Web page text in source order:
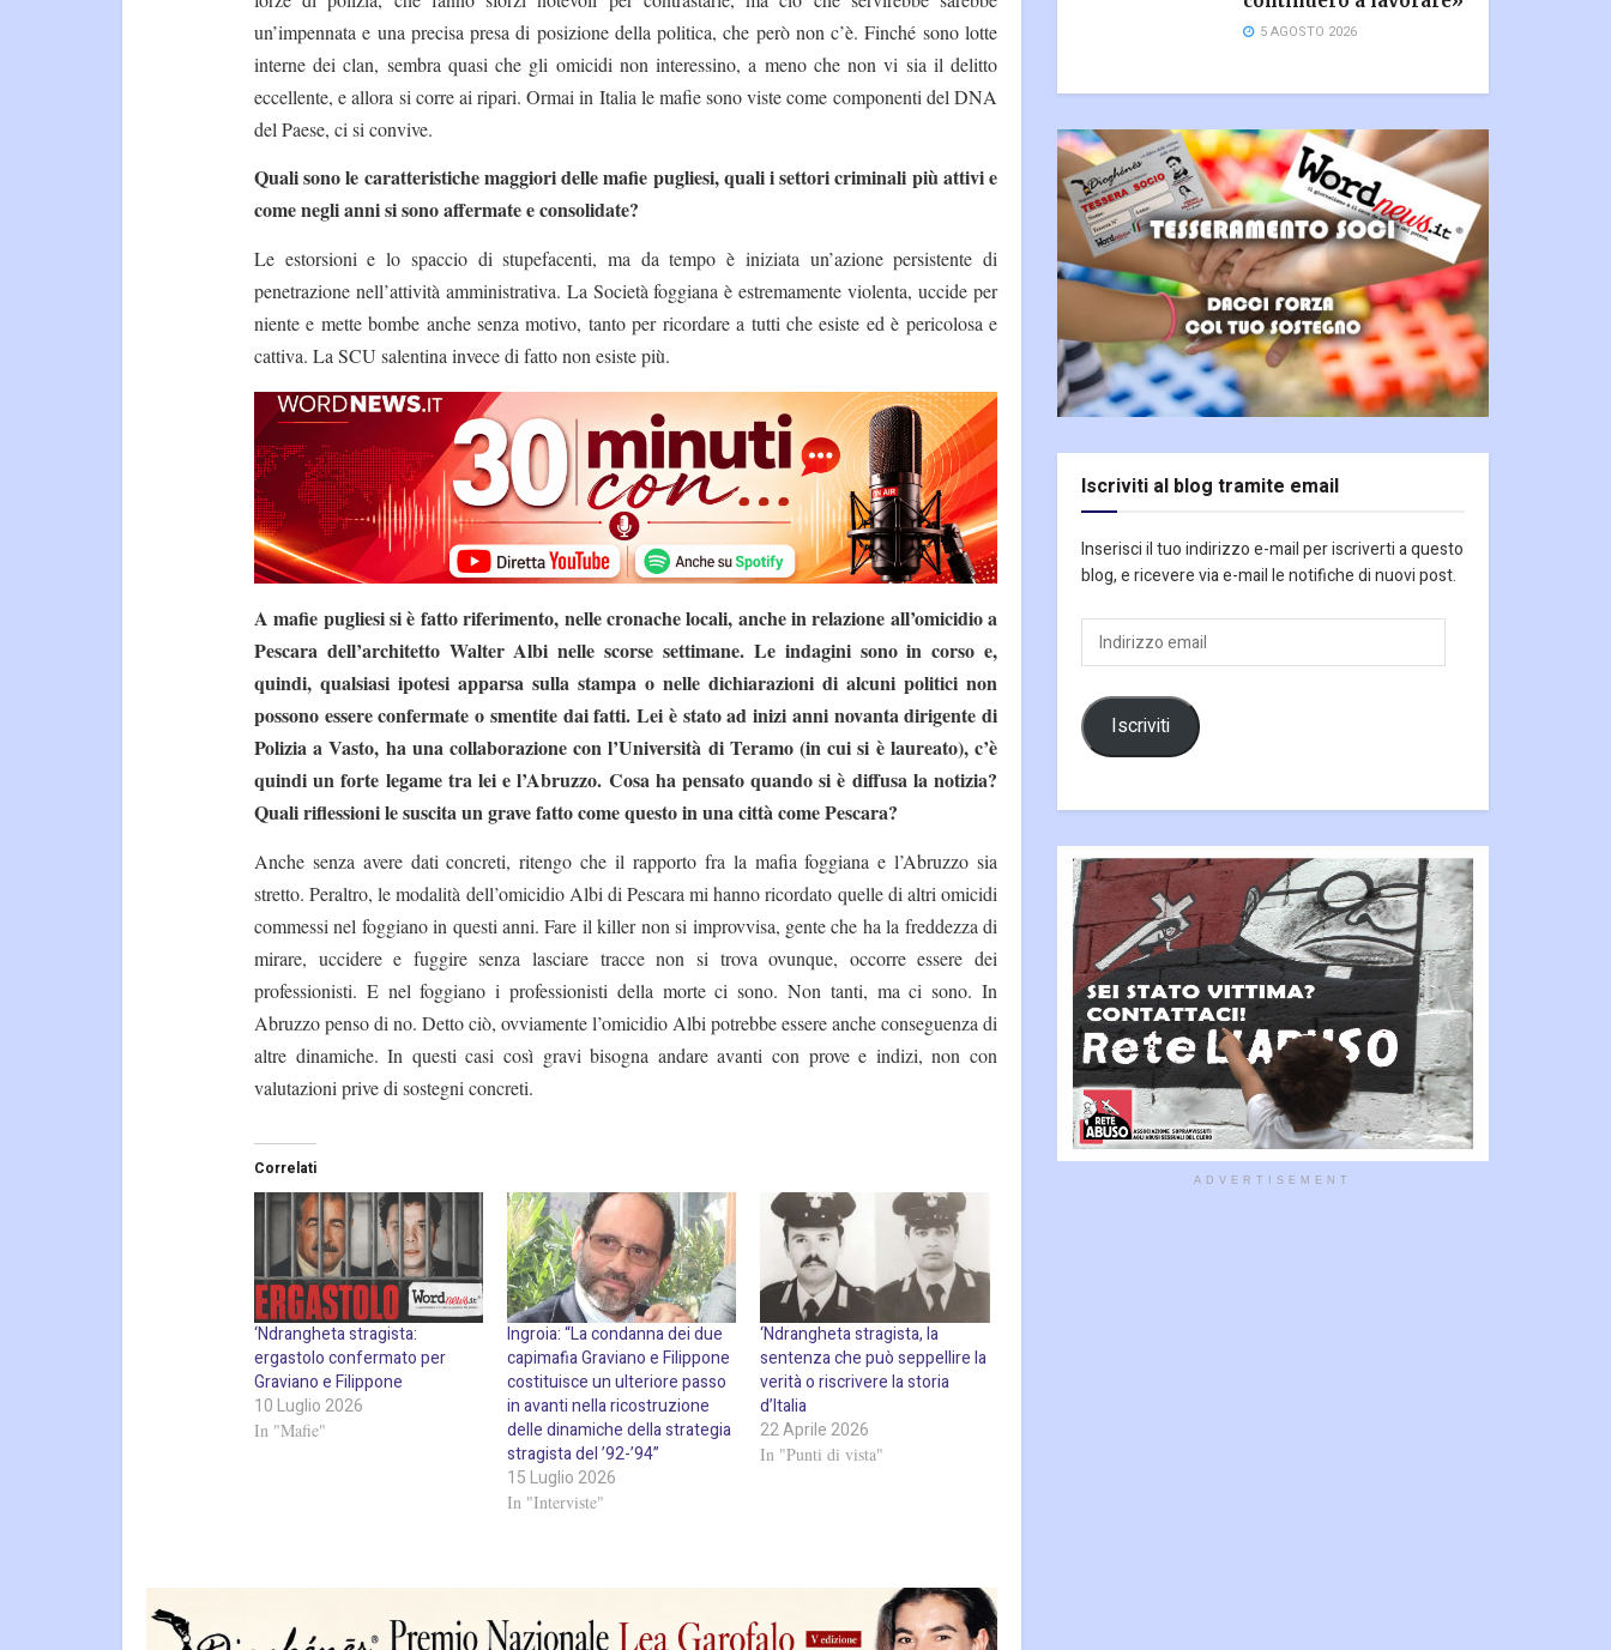
un’impennata e una precisa presa di posizione della politica, che però non c’è. Finché sono lotte
interne dei clan, sembra quasi che gli omicidi non interessino, a meno che non vi sia il delitto
eccellente, e allora si corre ai ripari. Ormai in Italia le mafie sono viste come componenti del DNA
del Paese, ci si convive.
Quali sono le caratteristiche maggiori delle mafie pugliesi, quali i settori criminali più attivi e
come negli anni si sono affermate e consolidate?
Le estorsioni e lo spaccio di stupefacenti, ma da tempo è iniziata un’azione persistente di
penetrazione nell’attività amministrativa. La Società foggiana è estremamente violenta, uccide per
niente e mette bombe anche senza motivo, tanto per ricordare a tutti che esiste ed è pericolosa e
cattiva. La SCU salentina invece di fatto non esiste più.
A mafie pugliesi si è fatto riferimento, nelle cronache locali, anche in relazione all’omicidio a
Pescara dell’architetto Walter Albi nelle scorse settimane. Le indagini sono in corso e,
quindi, qualsiasi ipotesi apparsa sulla stampa o nelle dichiarazioni di alcuni politici non
possono essere confermate o smentite dai fatti. Lei è stato ad inizi anni novanta dirigente di
Polizia a Vasto, ha una collaborazione con l’Università di Teramo (in cui si è laureato), c’è
quindi un forte legame tra lei e l’Abruzzo. Cosa ha pensato quando si è diffusa la notizia?
Quali riflessioni le suscita un grave fatto come questo in una città come Pescara?
Anche senza avere dati concreti, ritengo che il rapporto fra la mafia foggiana e l’Abruzzo sia
stretto. Peraltro, le modalità dell’omicidio Albi di Pescara mi hanno ricordato quelle di altri omicidi
commessi nel foggiano in questi anni. Fare il killer non si improvvisa, gente che ha la freddezza di
mirare, uccidere e fuggire senza lasciare tracce non si trova ovunque, occorre essere dei
professionisti. E nel foggiano i professionisti della morte ci sono. Non tanti, ma ci sono. In
Abruzzo penso di no. Detto ciò, ovviamente l’omicidio Albi potrebbe essere anche conseguenza di
altre dinamiche. In questi casi così gravi bisogna andare avanti con prove e indizi, non con
valutazioni prive di sostegni concreti.
Correlati
‘Ndrangheta stragista:
ergastolo confermato per
Graviano e Filippone
10 Luglio 2026
In "Mafie"
Ingroia: “La condanna dei due
capimafia Graviano e Filippone
costituisce un ulteriore passo
in avanti nella ricostruzione
delle dinamiche della strategia
stragista del ’92-’94”
15 Luglio 2026
In "Interviste"
‘Ndrangheta stragista, la
sentenza che può seppellire la
verità o riscrivere la storia
d’Italia
22 Aprile 2026
In "Punti di vista"
5 AGOSTO 2026
Iscriviti al blog tramite email
Inserisci il tuo indirizzo e-mail per iscriverti a questo
blog, e ricevere via e-mail le notifiche di nuovi post.
Indirizzo
email
Iscriviti
ADVERTISEMENT